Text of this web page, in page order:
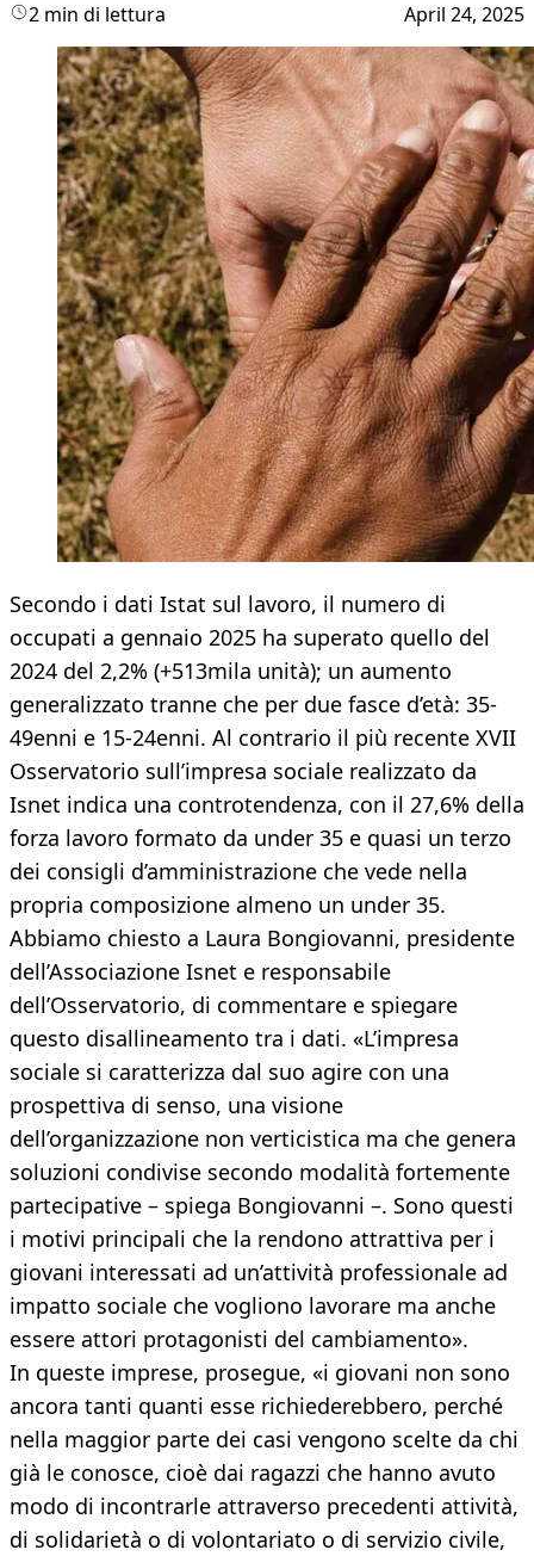
2 min di lettura April 24, 2025
Secondo i dati Istat sul lavoro, il numero di
occupati a gennaio 2025 ha superato quello del
2024 del 2,2% (+513mila unità); un aumento
generalizzato tranne che per due fasce d’età: 35-
49enni e 15-24enni. Al contrario il più recente XVII
Osservatorio sull’impresa sociale realizzato da
Isnet indica una controtendenza, con il 27,6% della
forza lavoro formato da under 35 e quasi un terzo
dei consigli d’amministrazione che vede nella
propria composizione almeno un under 35.
Abbiamo chiesto a Laura Bongiovanni, presidente
dell’Associazione Isnet e responsabile
dell’Osservatorio, di commentare e spiegare
questo disallineamento tra i dati. «L’impresa
sociale si caratterizza dal suo agire con una
prospettiva di senso, una visione
dell’organizzazione non verticistica ma che genera
soluzioni condivise secondo modalità fortemente
partecipative – spiega Bongiovanni –. Sono questi
i motivi principali che la rendono attrattiva per i
giovani interessati ad un’attività professionale ad
impatto sociale che vogliono lavorare ma anche
essere attori protagonisti del cambiamento».
In queste imprese, prosegue, «i giovani non sono
ancora tanti quanti esse richiederebbero, perché
nella maggior parte dei casi vengono scelte da chi
già le conosce, cioè dai ragazzi che hanno avuto
modo di incontrarle attraverso precedenti attività,
di solidarietà o di volontariato o di servizio civile,